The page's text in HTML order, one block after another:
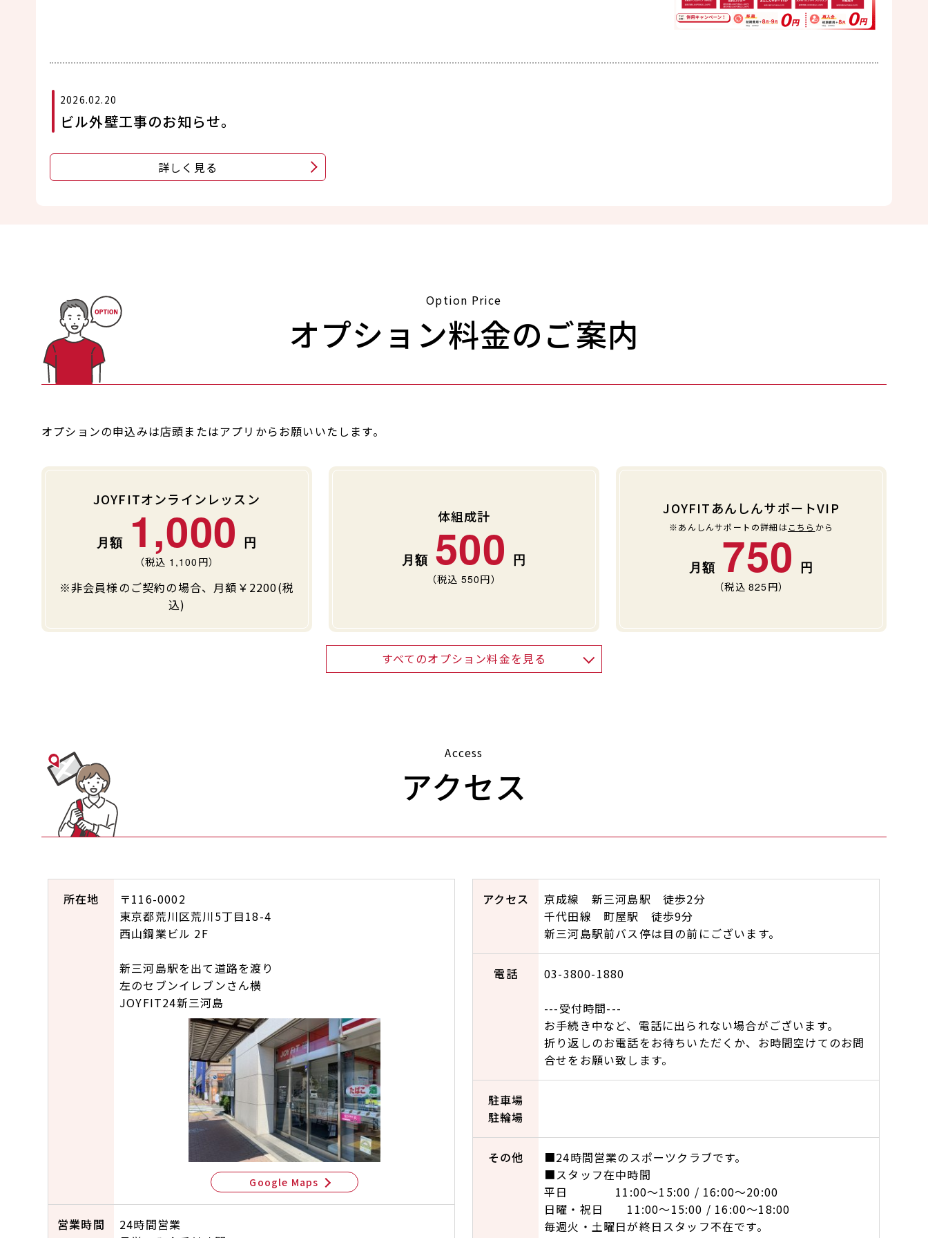
2026.02.20
ビル外壁工事のお知らせ。
詳しく見る
Option Price
オプション料金のご案内
オプションの申込みは店頭またはアプリからお願いいたします。
JOYFITオンラインレッスン
1,000
（税込 1,100 円）
※非会員様のご契約の場合、月額￥2200(税
込)
体組成計
500
（税込 550円）
JOYFITあんしんサポートVIP
※あんしんサポートの詳細はこちら から
750
（税込825円）
すべてのオプション料金を見る
Access
アクセス
所在地
〒116-0002
東京都荒川区荒川5丁目18-4
西山鋼業ビル 2F
新三河島駅を出て道路を渡り
左のセブンイレブンさん横
JOYFIT24新三河島
Google Maps
営業時間
24時間営業
アクセス
京成線 新三河島駅 徒歩2分
千代田線 町屋駅 徒歩9分
新三河島駅前バス停は目の前にございます。
電話 03-3800-1880
---受付時間---
お手続き中など、電話に出られない場合がございます。
折り返しのお電話をお待ちいただくか、お時間空けてのお問
合せをお願い致します。
駐車場
駐輪場
その他
■24時間営業のスポーツクラブです。
■スタッフ在中時間
平日 11:00～15:00 / 16:00～20:00
日曜・祝日 11:00～15:00 / 16:00～18:00
毎週火・土曜日が終日スタッフ不在です。